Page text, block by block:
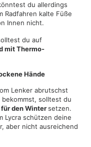
du allerdings
Radfahren kalte Füße
Innen nicht.
du auf
mit Thermo-
Hände
Lenker abrutschst
solltest du
den Wintersetzen.
Lycra schützen deine
aber nicht ausreichend